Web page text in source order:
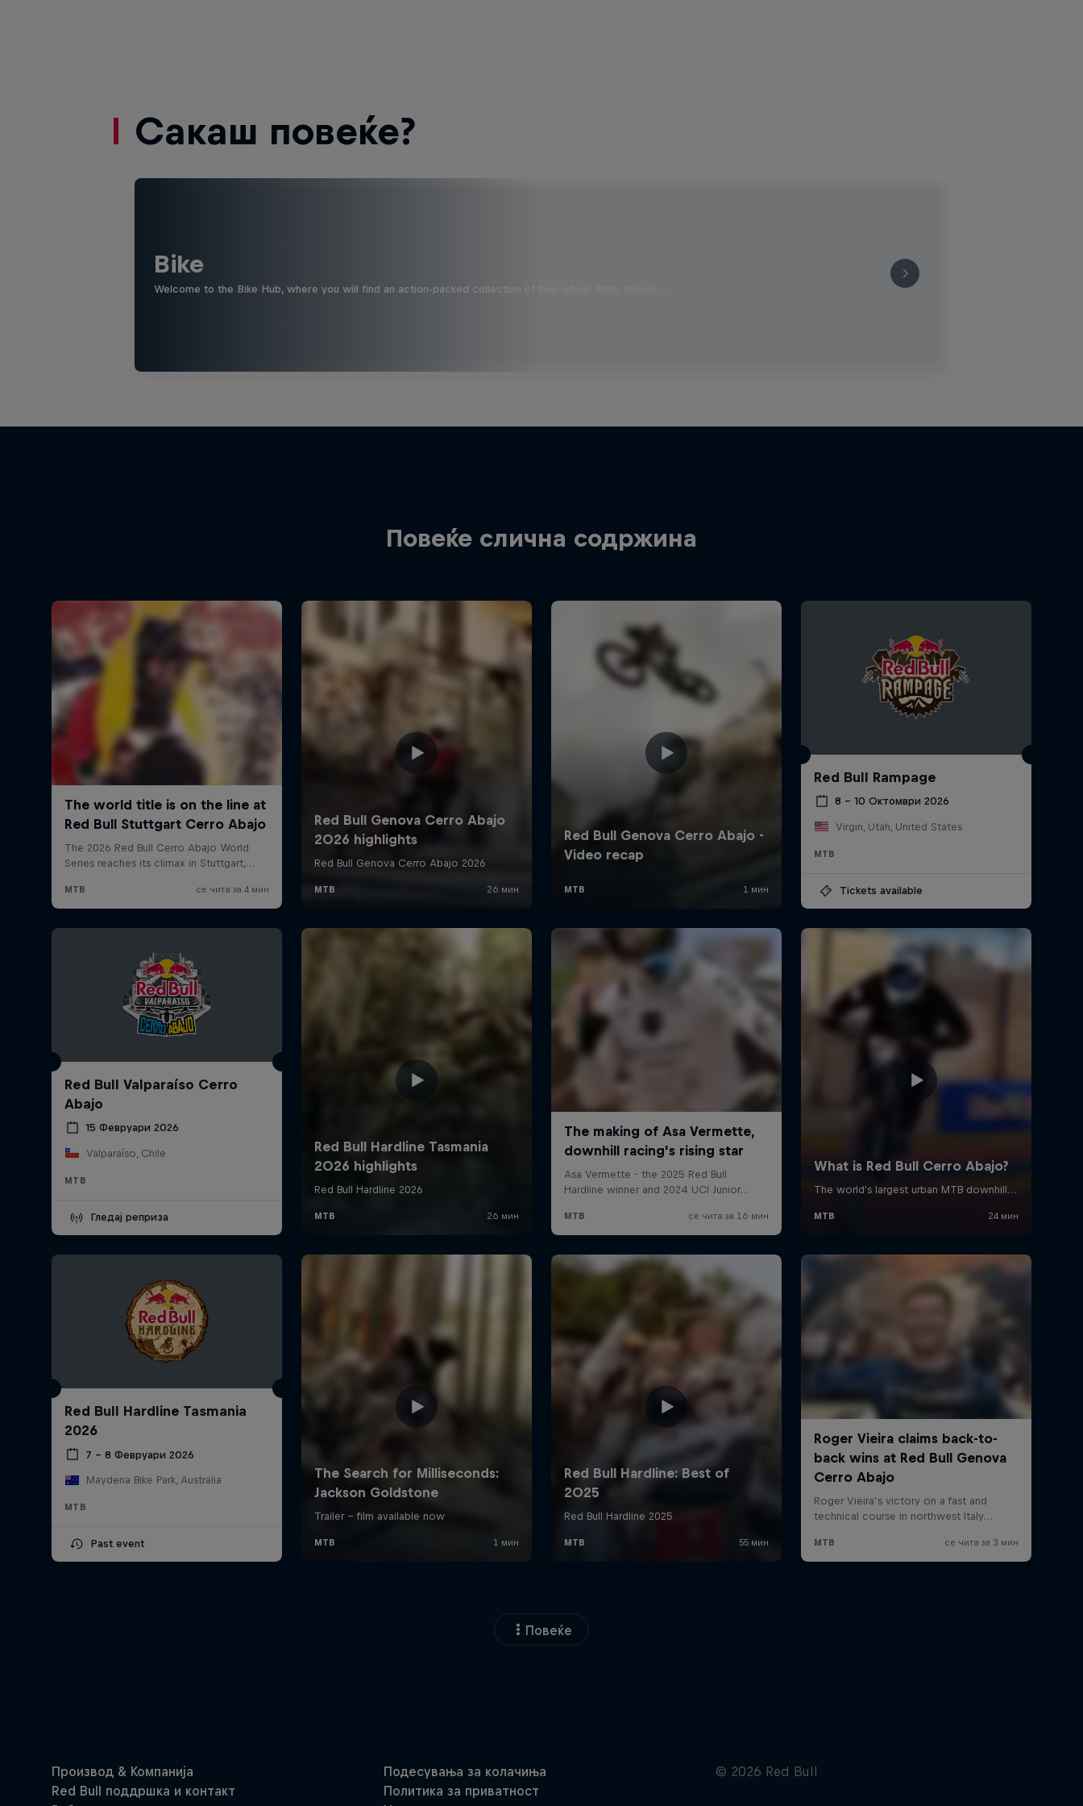
Сакаш повеќе?
Bike
Welcome to the Bike Hub, where you will find an action-packed collection of two-wheel films, shows …
Повеќе слична содржина
Red Bull Rampage
8 – 10 Октомври 2026
Virgin, Utah, United States
MTB
Tickets available
Red Bull Valparaíso Cerro
Abajo
15 Февруари 2026
Valparaíso, Chile
MTB
Гледај реприза
Red Bull Hardline Tasmania
2026
7 – 8 Февруари 2026
Maydena Bike Park, Australia
MTB
Past event
Повеќе